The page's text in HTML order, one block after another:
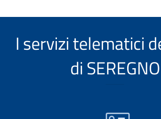
I servizi telematici
di SEREGNO